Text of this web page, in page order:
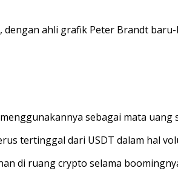
ahli grafik Peter Brandt
sebagai mata uang
tertinggal dari USDT dalam hal
di ruang crypto selama